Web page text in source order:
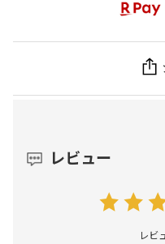
レビュー
レビ